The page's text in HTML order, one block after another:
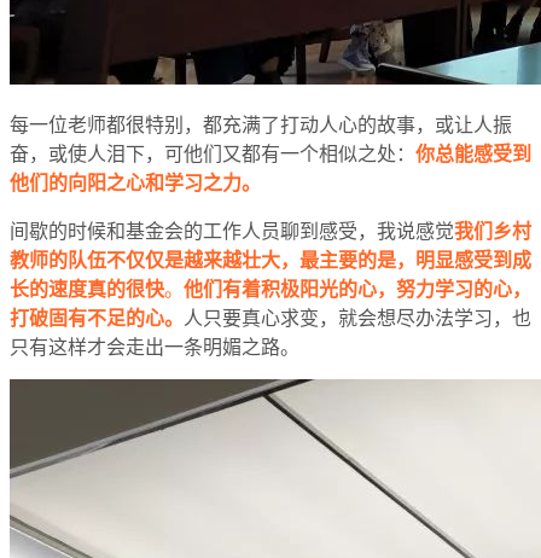
每一位老师都很特别，都充满了打动人心的故事，或让人振
奋，或使人泪下，可他们又都有一个相似之处： 你总能感受到
他们的向阳之心和学习之力。
间歇的时候和基金会的工作人员聊到感受，我说感觉我们乡村
教师的队伍不仅仅是越来越壮大，最主要的是，明显感受到成
长的速度真的很快。 他们有着积极阳光的心，努力学习的心，
打破固有不足的心。
人只要真心求变，就会想尽办法学习，也
只有这样才会走出一条明媚之路。